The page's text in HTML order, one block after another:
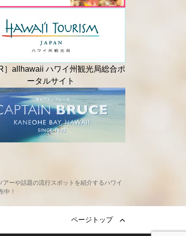
ーや話題の流行スポットを紹介するハワイ
中！
ページトップ